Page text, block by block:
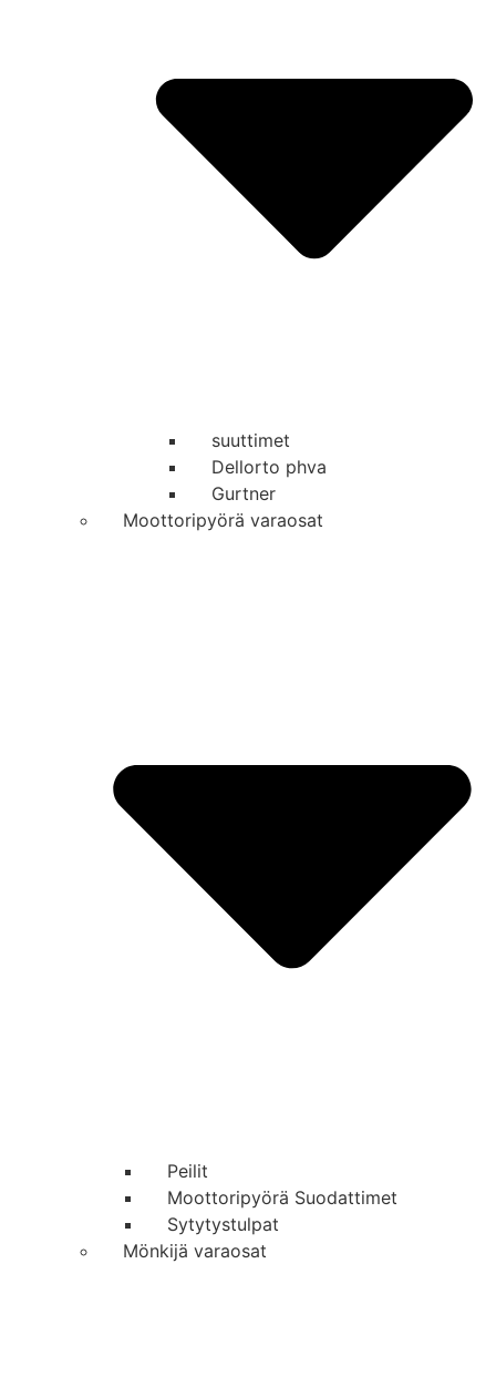
suuttimet
Dellorto phva
Gurtner
Moottoripyörä varaosat
Peilit
Moottoripyörä Suodattimet
Sytytystulpat
Mönkijä varaosat